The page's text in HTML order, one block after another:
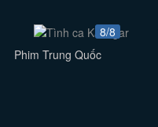
8/8
Phim Trung Quốc